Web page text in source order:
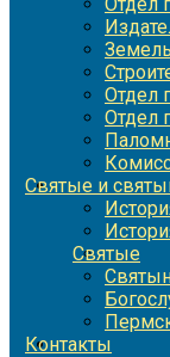
Отдел
Отдел
Святые и
Святые
Контакты